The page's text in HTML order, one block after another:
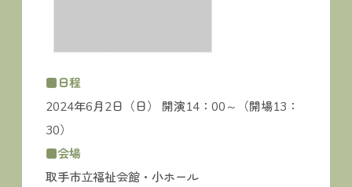
■日程
2024年6月2日（日） 開演14：00～（開場13：
30）
■会場
取手市立福祉会館・小ホール